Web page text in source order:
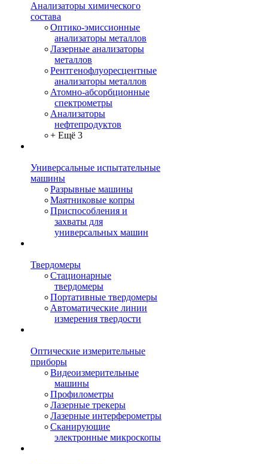
Анализаторы химического
состава
Оптико-эмиссионные
анализаторы металлов
Лазерные анализаторы
металлов
Рентгенофлуоресцентные
анализаторы металлов
Атомно-абсорбционные
спектрометры
Анализаторы
нефтепродуктов
+ Ещё 3
Универсальные испытательные
машины
Разрывные машины
Маятниковые копры
Приспособления и
захваты для
универсальных машин
Твердомеры
Стационарные
твердомеры
Портативные твердомеры
Автоматические линии
измерения твердости
Оптические измерительные
приборы
Видеоизмерительные
машины
Профилометры
Лазерные трекеры
Лазерные интерферометры
Сканирующие
электронные микроскопы